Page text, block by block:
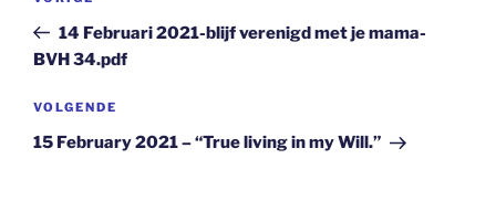
bericht
14 Februari 2021-blijf verenigd met je mama-
BVH 34.pdf
Volgend
bericht
VOLGENDE
15 February 2021 – “True living in my Will.”